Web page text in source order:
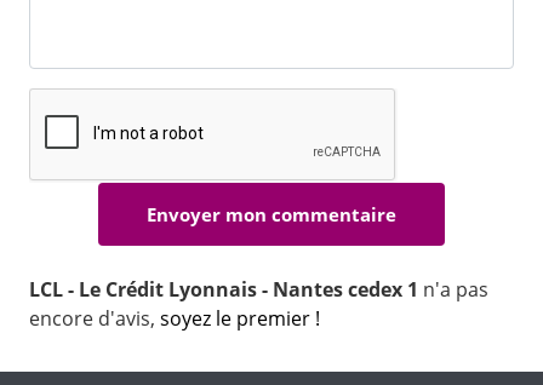
LCL - Le Crédit Lyonnais - Nantes cedex 1 n'a pas
encore d'avis, soyez le premier !